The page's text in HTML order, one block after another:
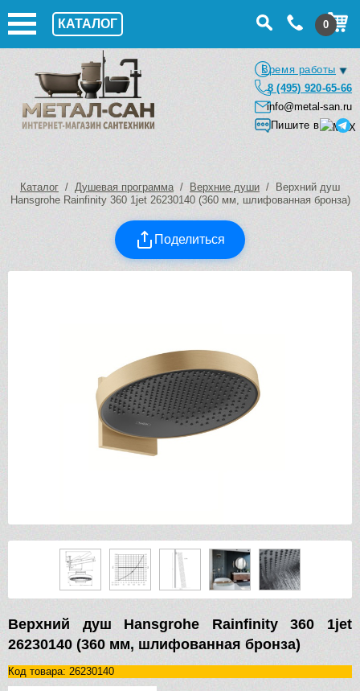
КАТАЛОГ 0
Время работы
8 (495) 920-65-66
info@metal-san.ru
Пишите в
Каталог / Душевая программа/ Верхние души / Верхний душ
Hansgrohe Rainfinity 360 1jet 26230140 (360 мм, шлифованная бронза)
Поделиться
Верхний душ Hansgrohe Rainfinity 360 1jet
26230140 (360 мм, шлифованная бронза)
Код товара: 26230140